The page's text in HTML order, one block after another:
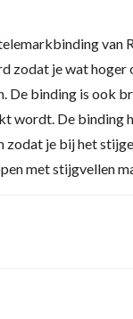
van
zodat je wat hoger
De binding is ook
wordt. De binding
zodat je bij het
met stijgvellen